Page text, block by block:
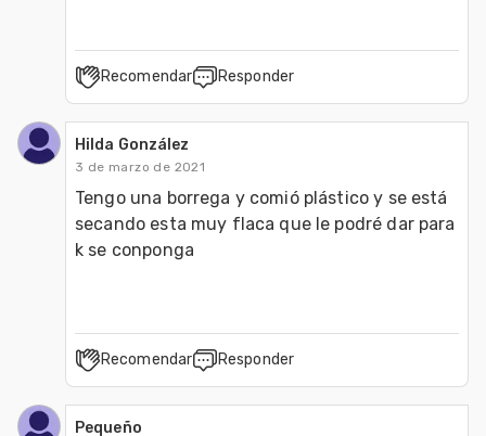
Recomendar Responder
Hilda González
3 de marzo de 2021
Tengo una borrega y comió plástico y se está
secando esta muy flaca que le podré dar para
k se conponga
Recomendar Responder
Pequeño